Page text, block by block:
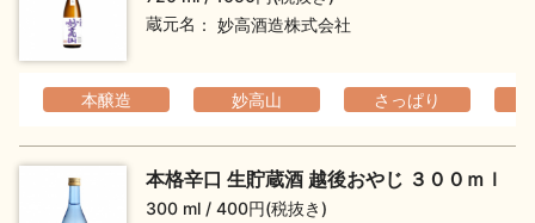
日本酒の楽しみ方特集
蔵元名
妙高酒造株式会社
本醸造 妙高山 さっぱり
本格辛口 生貯蔵酒 越後おやじ ３００ｍｌ
300 ml
400円(税抜き)